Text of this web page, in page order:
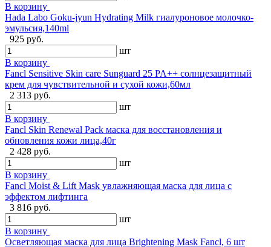
В корзину
Hada Labo Goku-jyun Hydrating Milk гиалуроновое молочко-
эмульсия,140ml
925 руб.
шт
В корзину
Fancl Sensitive Skin care Sunguard 25 PA++ солнцезащитный
крем для чувствительной и сухой кожи,60мл
2 313 руб.
шт
В корзину
Fancl Skin Renewal Pack маска для восстановления и
обновления кожи лица,40г
2 428 руб.
шт
В корзину
Fancl Moist & Lift Mask увлажняющая маска для лица с
эффектом лифтинга
3 816 руб.
шт
В корзину
Осветляющая маска для лица Brightening Mask Fancl, 6 шт